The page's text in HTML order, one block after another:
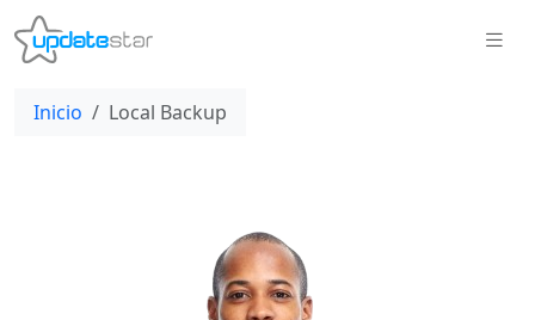
Inicio Local Backup